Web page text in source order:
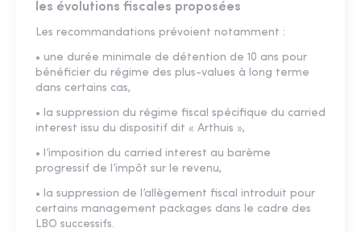
les évolutions fiscales proposées
Les recommandations prévoient notamment :
• une durée minimale de détention de 10 ans pour
bénéficier du régime des plus-values à long terme
dans certains cas,
• la suppression du régime fiscal spécifique du carried
interest issu du dispositif dit « Arthuis »,
• l’imposition du carried interest au barème
progressif de l’impôt sur le revenu,
• la suppression de l’allègement fiscal introduit pour
certains management packages dans le cadre des
LBO successifs.